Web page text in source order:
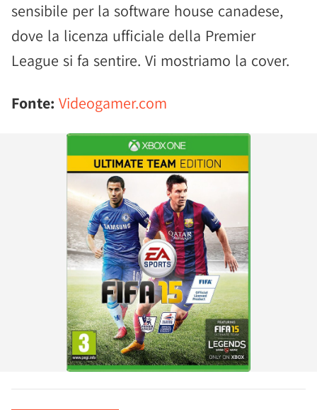
sensibile per la software house canadese,
dove la licenza ufficiale della Premier
League si fa sentire. Vi mostriamo la cover.
Fonte: Videogamer.com